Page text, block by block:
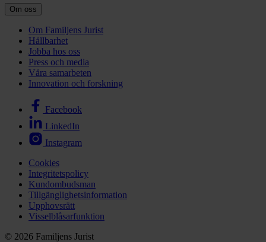
Om oss
Om Familjens Jurist
Hållbarhet
Jobba hos oss
Press och media
Våra samarbeten
Innovation och forskning
Facebook
LinkedIn
Instagram
Cookies
Integritetspolicy
Kundombudsman
Tillgänglighetsinformation
Upphovsrätt
Visselblåsarfunktion
© 2026 Familjens Jurist